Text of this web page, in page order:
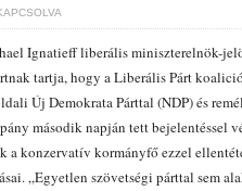
Ignatieff liberális miniszterelnök-
tartja, hogy a Liberális Párt
Új Demokrata Párttal (NDP) és
második napján tett bejelentéssel
a konzervatív kormányfő ezzel
„Egyetlen szövetségi párttal sem